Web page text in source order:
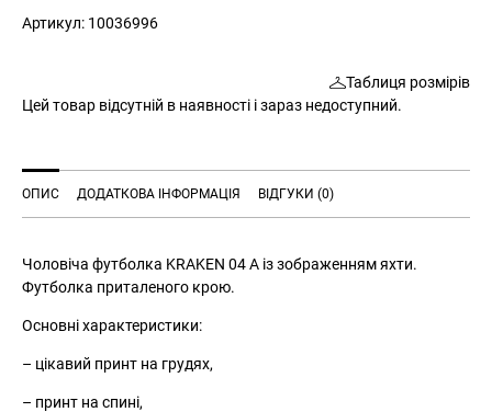
Артикул: 10036996
Таблиця розмірів
Цей товар відсутній в наявності і зараз недоступний.
ОПИС ДОДАТКОВА ІНФОРМАЦІЯ ВІДГУКИ (0)
Чоловіча футболка KRAKEN 04 A із зображенням яхти.
Футболка приталеного крою.
Основні характеристики:
– цікавий принт на грудях,
– принт на спині,